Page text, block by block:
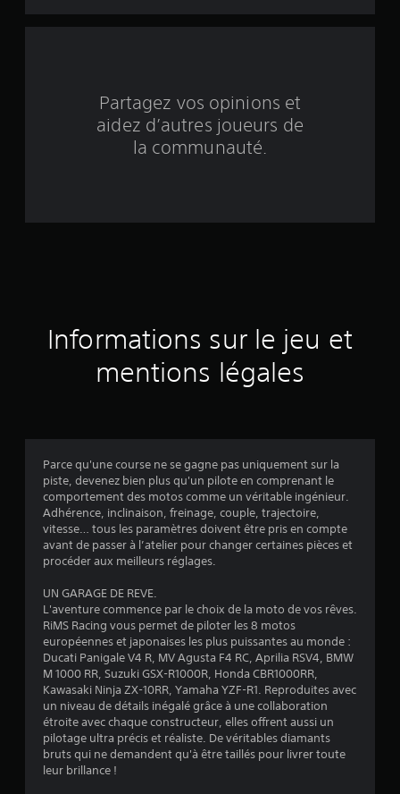
n
e
r
2
7
é
v
u
a
t
i
o
Partagez vos opinions et
aidez d’autres joueurs de
la communauté.
Informations sur le jeu et
mentions légales
Parce qu'une course ne se gagne pas uniquement sur la
piste, devenez bien plus qu'un pilote en comprenant le
comportement des motos comme un véritable ingénieur.
Adhérence, inclinaison, freinage, couple, trajectoire,
vitesse… tous les paramètres doivent être pris en compte
avant de passer à l’atelier pour changer certaines pièces et
procéder aux meilleurs réglages.
UN GARAGE DE REVE.
L'aventure commence par le choix de la moto de vos rêves.
RiMS Racing vous permet de piloter les 8 motos
européennes et japonaises les plus puissantes au monde :
Ducati Panigale V4 R, MV Agusta F4 RC, Aprilia RSV4, BMW
M 1000 RR, Suzuki GSX-R1000R, Honda CBR1000RR,
Kawasaki Ninja ZX-10RR, Yamaha YZF-R1. Reproduites avec
un niveau de détails inégalé grâce à une collaboration
étroite avec chaque constructeur, elles offrent aussi un
pilotage ultra précis et réaliste. De véritables diamants
bruts qui ne demandent qu'à être taillés pour livrer toute
leur brillance !